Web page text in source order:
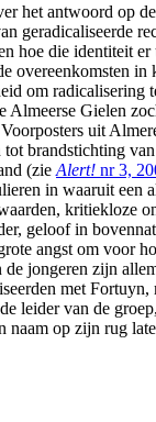
het antwoord op
geradicaliseerde
hoe die identiteit
overeenkomsten in
om radicalisering
Almeerse Gielen
uit
brandstichting
(zie Alert! nr 3,
in waaruit een
kritiekloze
geloof in
angst om voor
jongeren zijn
met Fortuyn,
leider van de
naam op zijn rug